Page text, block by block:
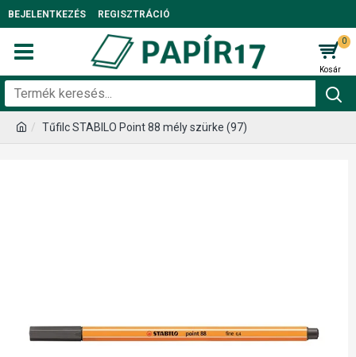
BEJELENTKEZÉS REGISZTRÁCIÓ
0
Tűfilc STABILO Point 88 mély szürke (97)